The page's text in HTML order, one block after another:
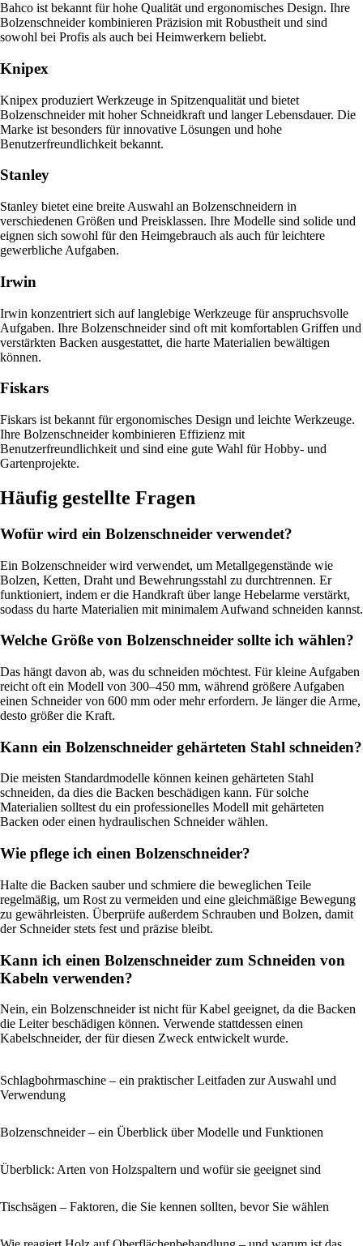
Bahco ist bekannt für hohe Qualität und ergonomisches Design. Ihre
Bolzenschneider kombinieren Präzision mit Robustheit und sind
sowohl bei Profis als auch bei Heimwerkern beliebt.
Knipex
Knipex produziert Werkzeuge in Spitzenqualität und bietet
Bolzenschneider mit hoher Schneidkraft und langer Lebensdauer. Die
Marke ist besonders für innovative Lösungen und hohe
Benutzerfreundlichkeit bekannt.
Stanley
Stanley bietet eine breite Auswahl an Bolzenschneidern in
verschiedenen Größen und Preisklassen. Ihre Modelle sind solide und
eignen sich sowohl für den Heimgebrauch als auch für leichtere
gewerbliche Aufgaben.
Irwin
Irwin konzentriert sich auf langlebige Werkzeuge für anspruchsvolle
Aufgaben. Ihre Bolzenschneider sind oft mit komfortablen Griffen und
verstärkten Backen ausgestattet, die harte Materialien bewältigen
können.
Fiskars
Fiskars ist bekannt für ergonomisches Design und leichte Werkzeuge.
Ihre Bolzenschneider kombinieren Effizienz mit
Benutzerfreundlichkeit und sind eine gute Wahl für Hobby- und
Gartenprojekte.
Häufig gestellte Fragen
Wofür wird ein Bolzenschneider verwendet?
Ein Bolzenschneider wird verwendet, um Metallgegenstände wie
Bolzen, Ketten, Draht und Bewehrungsstahl zu durchtrennen. Er
funktioniert, indem er die Handkraft über lange Hebelarme verstärkt,
sodass du harte Materialien mit minimalem Aufwand schneiden kannst.
Welche Größe von Bolzenschneider sollte ich wählen?
Das hängt davon ab, was du schneiden möchtest. Für kleine Aufgaben
reicht oft ein Modell von 300–450 mm, während größere Aufgaben
einen Schneider von 600 mm oder mehr erfordern. Je länger die Arme,
desto größer die Kraft.
Kann ein Bolzenschneider gehärteten Stahl schneiden?
Die meisten Standardmodelle können keinen gehärteten Stahl
schneiden, da dies die Backen beschädigen kann. Für solche
Materialien solltest du ein professionelles Modell mit gehärteten
Backen oder einen hydraulischen Schneider wählen.
Wie pflege ich einen Bolzenschneider?
Halte die Backen sauber und schmiere die beweglichen Teile
regelmäßig, um Rost zu vermeiden und eine gleichmäßige Bewegung
zu gewährleisten. Überprüfe außerdem Schrauben und Bolzen, damit
der Schneider stets fest und präzise bleibt.
Kann ich einen Bolzenschneider zum Schneiden von
Kabeln verwenden?
Nein, ein Bolzenschneider ist nicht für Kabel geeignet, da die Backen
die Leiter beschädigen können. Verwende stattdessen einen
Kabelschneider, der für diesen Zweck entwickelt wurde.
Schlagbohrmaschine – ein praktischer Leitfaden zur Auswahl und
Verwendung
Bolzenschneider – ein Überblick über Modelle und Funktionen
Überblick: Arten von Holzspaltern und wofür sie geeignet sind
Tischsägen – Faktoren, die Sie kennen sollten, bevor Sie wählen